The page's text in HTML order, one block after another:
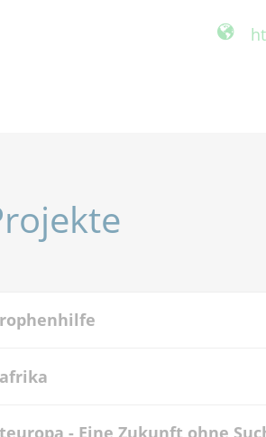
- Eine Zukunft ohne